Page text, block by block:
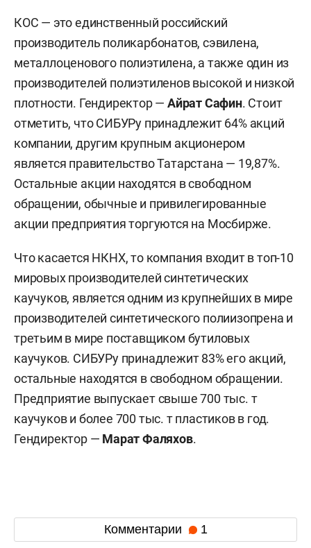
КОС — это единственный российский
производитель поликарбонатов, сэвилена,
металлоценового полиэтилена, а также один из
производителей полиэтиленов высокой и низкой
плотности. Гендиректор —Айрат Сафин. Стоит
отметить, что СИБУРу принадлежит 64% акций
компании, другим крупным акционером
является правительство Татарстана — 19,87%.
Остальные акции находятся в свободном
обращении, обычные и привилегированные
акции предприятия торгуются на Мосбирже.
Что касается НКНХ, то компания входит в топ-10
мировых производителей синтетических
каучуков, является одним из крупнейших в мире
производителей синтетического полиизопрена и
третьим в мире поставщиком бутиловых
каучуков. СИБУРу принадлежит 83% его акций,
остальные находятся в свободном обращении.
Предприятие выпускает свыше 700 тыс. т
каучуков и более 700 тыс. т пластиков в год.
Гендиректор — Марат Фаляхов.
Комментарии 1